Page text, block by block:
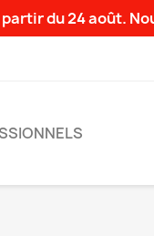
du 24 août.